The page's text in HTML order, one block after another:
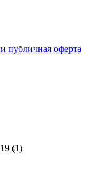
публичная оферта
(1)